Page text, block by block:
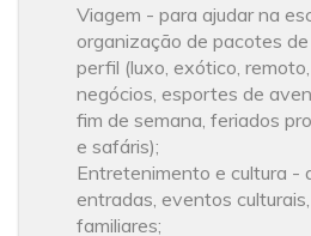
Viagem - para ajudar na
organização de pacotes
perfil (luxo, exótico,
negócios, esportes de
fim de semana, feriados
e safáris);
Entretenimento e cultura -
entradas, eventos
familiares;